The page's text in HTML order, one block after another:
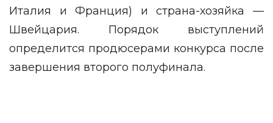
Италия и Франция) и страна-хозяйка —
Швейцария. Порядок выступлений
определится продюсерами конкурса после
завершения второго полуфинала.